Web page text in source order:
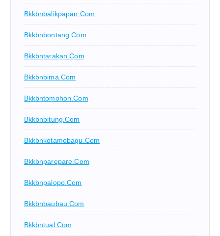
Bkkbnbalikpapan.com
Bkkbnbontang.com
Bkkbntarakan.com
Bkkbnbima.com
Bkkbntomohon.com
Bkkbnbitung.com
Bkkbnkotamobagu.com
Bkkbnparepare.com
Bkkbnpalopo.com
Bkkbnbaubau.com
Bkkbntual.com